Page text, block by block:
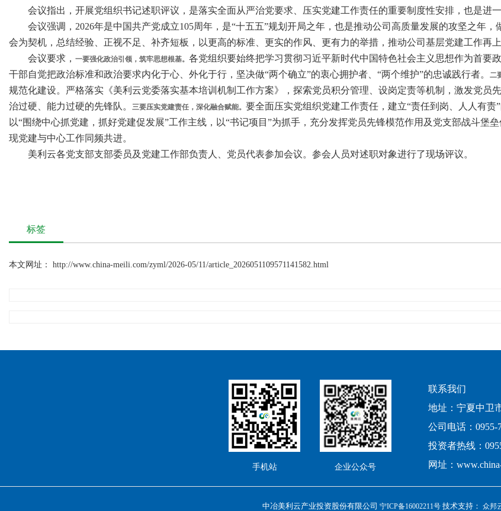
会议指出，开展党组织书记述职评议，是落实全面从严治党要求、压实党建工作责任的重要制度性安排，也是进一
会议强调，2026年是中国共产党成立105周年，是“十五五”规划开局之年，也是推动公司高质量发展的攻坚之年，
会为契机，总结经验、正视不足、补齐短板，以更高的标准、更实的作风、更有力的举措，推动公司基层党建工作再
会议要求， 一要强化政治引领，筑牢思想根基。 各党组织要始终把学习贯彻习近平新时代中国特色社会主义思想作为首要
干部自觉把政治标准和政治要求内化于心、外化于行，坚决做“两个确立”的衷心拥护者、“两个维护”的忠诚践行者。
二
规范化建设。严格落实《美利云党委落实基本培训机制工作方案》，探索党员积分管理、设岗定责等机制，激发党员
治过硬、能力过硬的先锋队。
三要压实党建责任，深化融合赋能。 要全面压实党组织党建工作责任，建立“责任到岗、人人有
以“围绕中心抓党建，抓好党建促发展”工作主线，以“书记项目”为抓手，充分发挥党员先锋模范作用及党支部战斗堡
现党建与中心工作同频共进。
美利云各党支部支部委员及党建工作部负责人、党员代表参加会议。参会人员对述职对象进行了现场评议。
标签
本文网址： http://www.china-meili.com/zyml/2026-05/11/article_2026051109571141582.html
手机站 企业公众号
联系我们
地址：宁夏中卫
公司电话：0955-
投资者热线：
网址：
中冶美利云产业投资股份有限公司 宁ICP备16002211号 技术支持： 众邦